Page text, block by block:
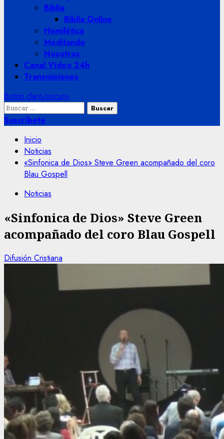
Biblia
Biblia Online
Homilética
Meditando
Nosotros
Canal Vídeo 24h
Transmisiones
Botón claro/oscuro
Buscar:
Suscríbete
Inicio
Noticias
«Sinfonica de Dios» Steve Green acompañado del coro
Blau Gospell
Noticias
«Sinfonica de Dios» Steve Green
acompañado del coro Blau Gospell
Difusión Cristiana